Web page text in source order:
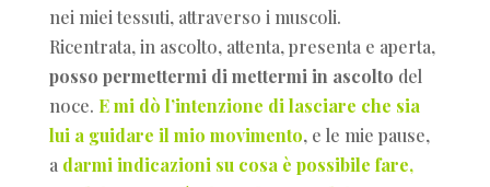
nei miei tessuti, attraverso i muscoli.
Ricentrata, in ascolto, attenta, presenta e aperta,
posso permettermi di mettermi in ascolto del
noce. E mi dò l’intenzione di lasciare che sia
lui a guidare il mio movimento, e le mie pause,
a darmi indicazioni su cosa è possibile fare,